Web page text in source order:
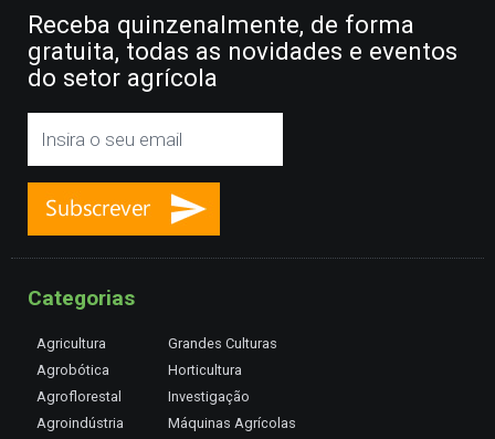
Receba quinzenalmente, de forma
gratuita, todas as novidades e eventos
do setor agrícola
Categorias
Agricultura
Agrobótica
Agroflorestal
Agroindústria
Grandes Culturas
Horticultura
Investigação
Máquinas Agrícolas